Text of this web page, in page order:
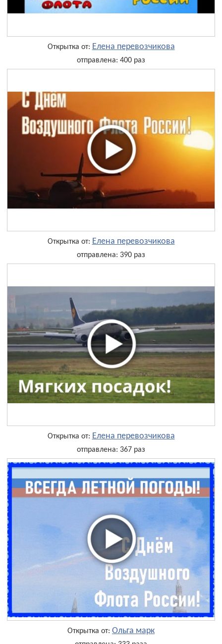
Открытка от: Елена перевозчикова
отправлена: 400 раз
Открытка от: Елена перевозчикова
отправлена: 390 раз
Открытка от: Елена перевозчикова
отправлена: 367 раз
Открытка от: Ольга марк